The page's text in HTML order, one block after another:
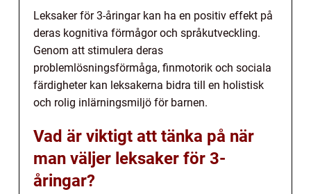
Leksaker för 3-åringar kan ha en positiv effekt på
deras kognitiva förmågor och språkutveckling.
Genom att stimulera deras
problemlösningsförmåga, finmotorik och sociala
färdigheter kan leksakerna bidra till en holistisk
och rolig inlärningsmiljö för barnen.
Vad är viktigt att tänka på när
man väljer leksaker för 3-
åringar?